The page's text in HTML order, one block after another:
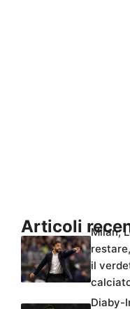
Articoli
Milan,
il
Diaby-